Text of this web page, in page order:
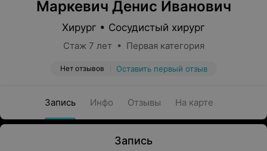
Маркевич Денис Иванович
Хирург • Сосудистый хирург
Стаж 7 лет • Первая категория
Нет отзывов Оставить первый отзыв
Запись Инфо Отзывы На карте
Запись